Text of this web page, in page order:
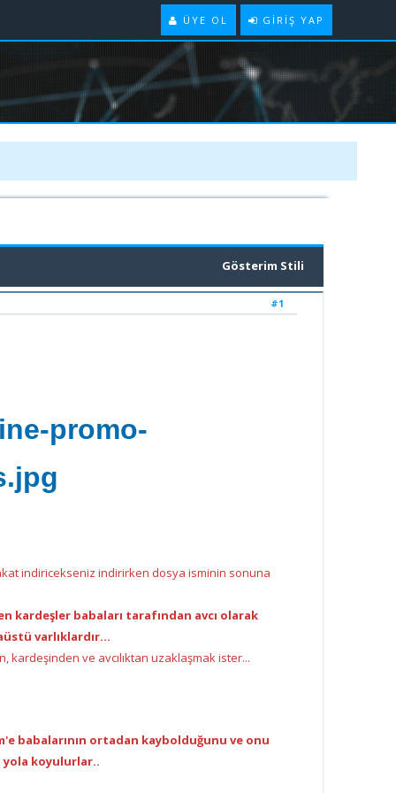
GIRIŞ YAP
ÜYE OL
Gösterim Stili
#1
indiricekseniz indirirken dosya isminin sonuna
babaları tarafından avcı olarak
varlıklardır...
kardeşinden ve avcılıktan uzaklaşmak ister...
babalarının ortadan kaybolduğunu ve onu
yola koyulurlar..